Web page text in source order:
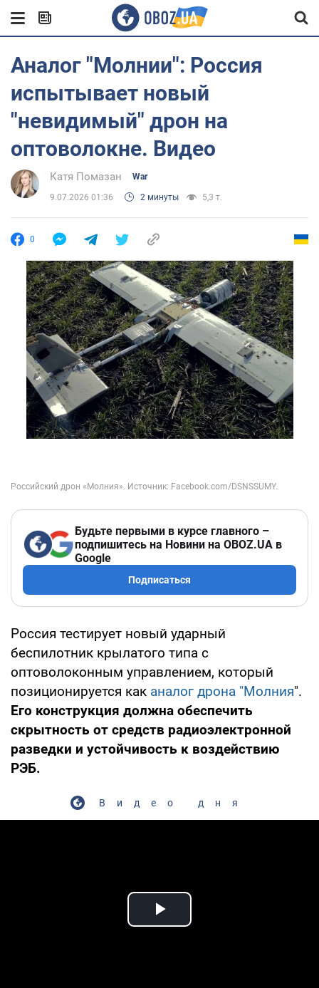
Аналог "Молнии": Россия
испытывает новый
"невидимый" дрон на
оптоволокне. Видео
Катя Помазан War
9.07.2026 01:36 2 минуты 5,3 т.
0
Будьте первыми в курсе главного –
подпишитесь на Новини на OBOZ.UA в
Google
Подписаться
Россия тестирует новый ударный
беспилотник крылатого типа с
оптоволоконным управлением, который
позиционируется как аналог дрона "Молния".
Его конструкция должна обеспечить
скрытность от средств радиоэлектронной
разведки и устойчивость к воздействию
РЭБ.
Видео дня
Play Video